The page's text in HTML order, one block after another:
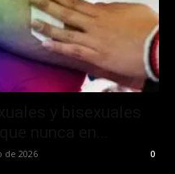
de 2026 0